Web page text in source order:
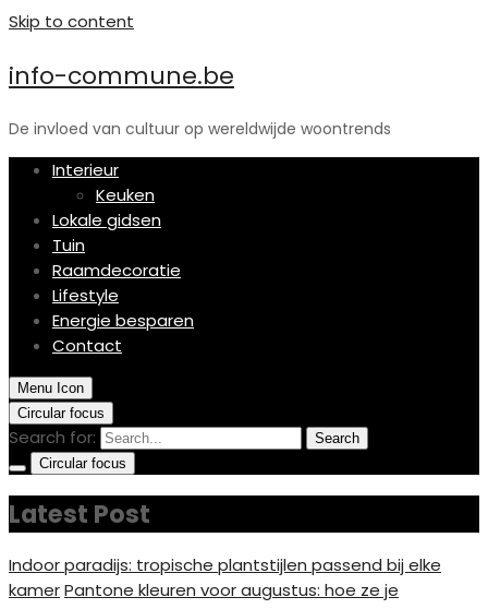
Skip to content
info-commune.be
De invloed van cultuur op wereldwijde woontrends
Interieur
Keuken
Lokale gidsen
Tuin
Raamdecoratie
Lifestyle
Energie besparen
Contact
Menu Icon
Circular focus
Search for:
Search
Circular focus
Latest Post
Indoor paradijs: tropische plantstijlen passend bij elke
kamerPantone kleuren voor augustus: hoe ze je